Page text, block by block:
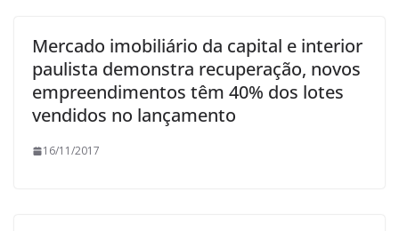
Mercado imobiliário da capital e interior
paulista demonstra recuperação, novos
empreendimentos têm 40% dos lotes
vendidos no lançamento
16/11/2017